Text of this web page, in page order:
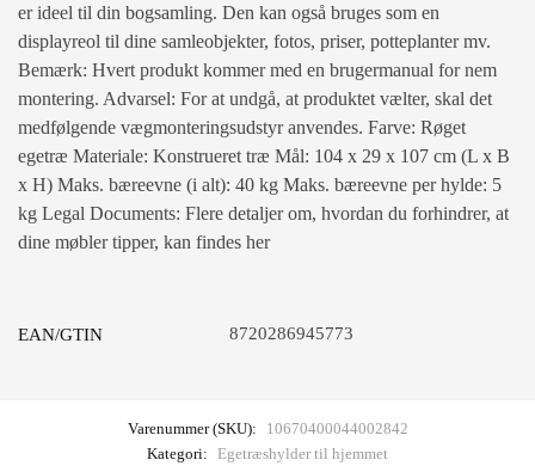
er ideel til din bogsamling. Den kan også bruges som en
displayreol til dine samleobjekter, fotos, priser, potteplanter mv.
Bemærk: Hvert produkt kommer med en brugermanual for nem
montering. Advarsel: For at undgå, at produktet vælter, skal det
medfølgende vægmonteringsudstyr anvendes. Farve: Røget
egetræ Materiale: Konstrueret træ Mål: 104 x 29 x 107 cm (L x B
x H) Maks. bæreevne (i alt): 40 kg Maks. bæreevne per hylde: 5
kg Legal Documents: Flere detaljer om, hvordan du forhindrer, at
dine møbler tipper, kan findes her
EAN/GTIN 8720286945773
Varenummer (SKU):
10670400044002842
Kategori: Egetræshylder til hjemmet